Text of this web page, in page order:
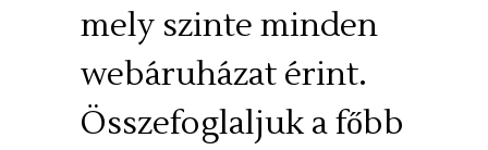
mely szinte minden
webáruházat érint.
Összefoglaljuk a főbb